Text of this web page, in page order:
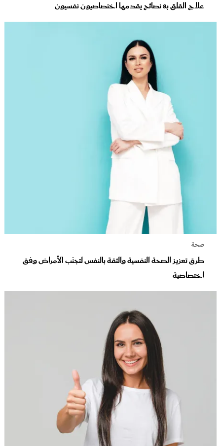
علاج القلق بـ8 نصائح يقدمها اختصاصيون نفسيون
صحة
طرق تعزيز الصحة النفسية والثقة بالنفس لتجنّب الأمراض وفق
اختصاصية